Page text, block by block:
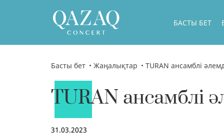
БАСТЫ БЕТ
Басты бет
Жаңалықтар TURAN ансамблі
TURAN ансамблі
31.03.2023